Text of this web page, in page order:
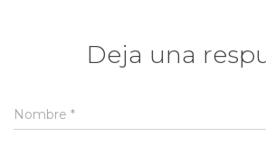
Deja una
Nombre *